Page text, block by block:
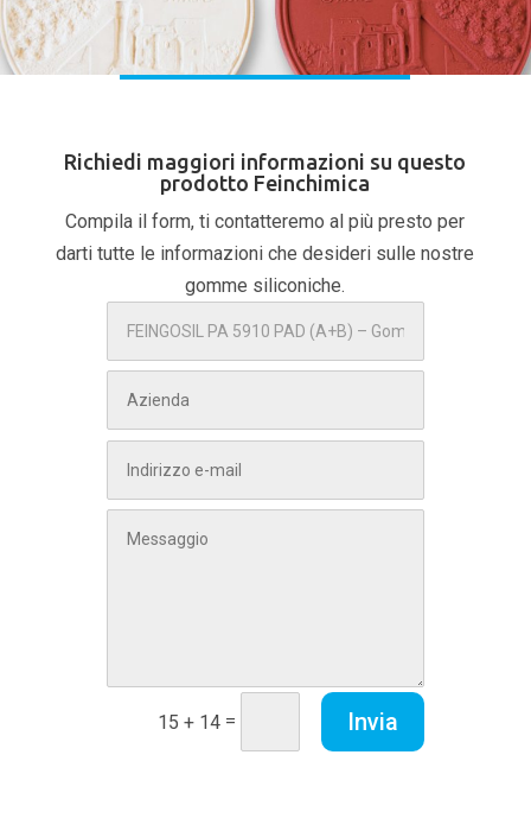
Richiedi maggiori informazioni su questo
prodotto Feinchimica
Compila il form, ti contatteremo al più presto per
darti tutte le informazioni che desideri sulle nostre
gomme siliconiche.
15 + 14 = Invia